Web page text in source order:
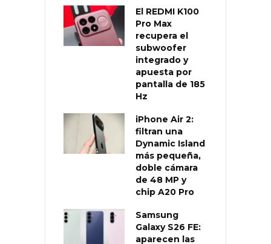
El REDMI K100
Pro Max
recupera el
subwoofer
integrado y
apuesta por
pantalla de 185
Hz
iPhone Air 2:
filtran una
Dynamic Island
más pequeña,
doble cámara
de 48 MP y
chip A20 Pro
Samsung
Galaxy S26 FE:
aparecen las